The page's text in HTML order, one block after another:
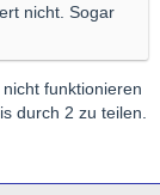
nicht. Sogar
funktionieren
durch 2 zu teilen.